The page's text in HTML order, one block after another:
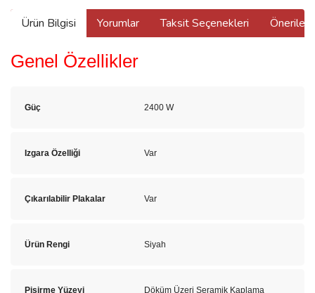
Ürün Bilgisi Yorumlar Taksit Seçenekleri
Genel Özellikler
Güç 2400 W
Izgara Özelliği Var
Çıkarılabilir Plakalar Var
Ürün Rengi Siyah
Pişirme Yüzeyi Döküm Üzeri Seramik Kaplama